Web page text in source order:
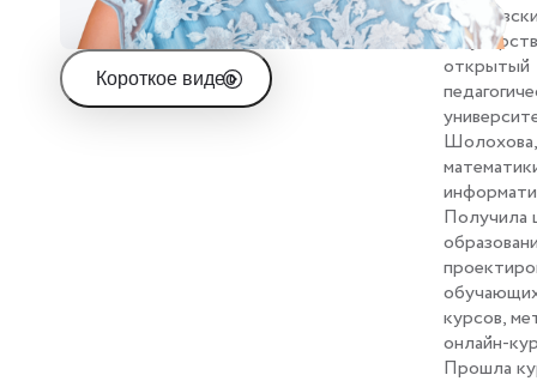
Короткое видео
открытый
Получила
курсов,
онлайн-
Прошла